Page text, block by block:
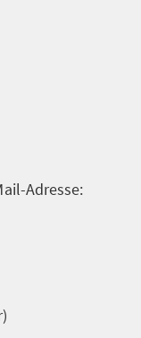
Adresse: